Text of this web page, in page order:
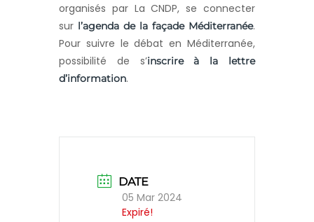
organisés par La CNDP, se connecter
sur l’agenda de la façade Méditerranée.
Pour suivre le débat en Méditerranée,
possibilité de s’inscrire à la lettre
d’information.
DATE
05 Mar 2024
Expiré!